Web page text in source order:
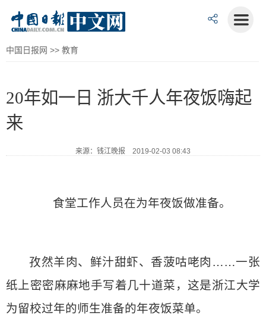
中国日报网 >> 教育
20年如一日 浙大千人年夜饭嗨起
来
来源：钱江晚报 2019-02-03 08:43
食堂工作人员在为年夜饭做准备。
孜然羊肉、鲜汁甜虾、香菠咕咾肉……一张
纸上密密麻麻地手写着几十道菜，这是浙江大学
为留校过年的师生准备的年夜饭菜单。